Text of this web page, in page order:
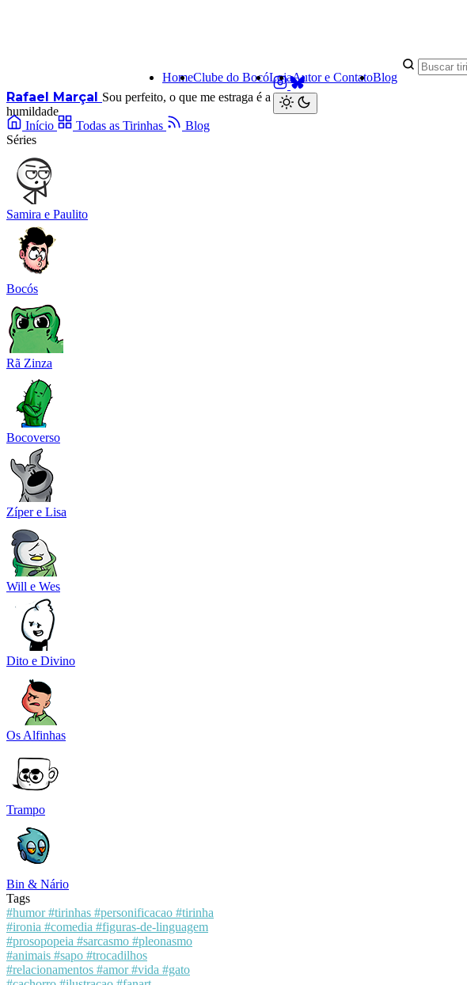
Rafael Marçal Sou perfeito, o que me estraga é a minha
humildade
HomeClube do BocóLojaAutor e ContatoBlog
Início Todas as Tirinhas
Blog
Séries
Samira e Paulito
Bocós
Rã Zinza
Bocoverso
Zíper e Lisa
Will e Wes
Dito e Divino
Os Alfinhas
Trampo
Bin & Nário
Tags
#humor#tirinhas #personificacao #tirinha
#ironia #comedia #figuras-de-linguagem
#prosopopeia #sarcasmo #pleonasmo
#animais #sapo #trocadilhos
#relacionamentos #amor#vida #gato